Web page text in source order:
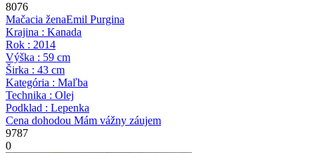
8076
Mačacia ženaEmil Purgina
Krajina : Kanada
Rok : 2014
Výška : 59 cm
Širka : 43 cm
Kategória : Maľba
Technika : Olej
Podklad : Lepenka
Cena dohodou Mám vážny záujem
9787
0